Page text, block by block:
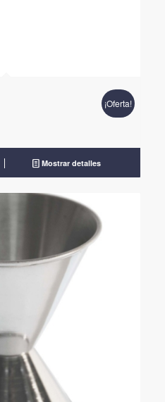
¡Oferta!
Mostrar detalles